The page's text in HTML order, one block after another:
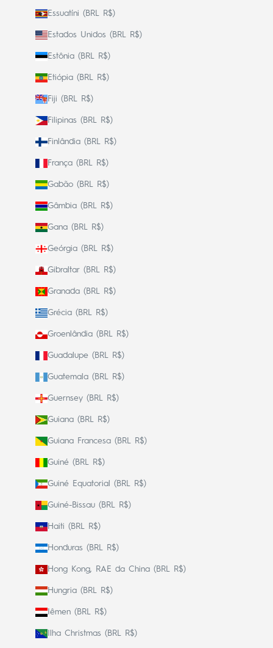
Essuatíni (BRL R$)
Estados Unidos (BRL R$)
Estônia (BRL R$)
Etiópia (BRL R$)
Fiji (BRL R$)
Filipinas (BRL R$)
Finlândia (BRL R$)
França (BRL R$)
Gabão (BRL R$)
Gâmbia (BRL R$)
Gana (BRL R$)
Geórgia (BRL R$)
Gibraltar (BRL R$)
Granada (BRL R$)
Grécia (BRL R$)
Groenlândia (BRL R$)
Guadalupe (BRL R$)
Guatemala (BRL R$)
Guernsey (BRL R$)
Guiana (BRL R$)
Guiana Francesa (BRL R$)
Guiné (BRL R$)
Guiné Equatorial (BRL R$)
Guiné-Bissau (BRL R$)
Haiti (BRL R$)
Honduras (BRL R$)
Hong Kong, RAE da China (BRL R$)
Hungria (BRL R$)
Iêmen (BRL R$)
Ilha Christmas (BRL R$)